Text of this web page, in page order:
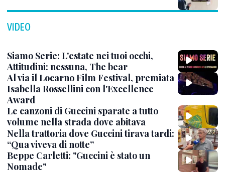
VIDEO
Siamo Serie: L'estate nei tuoi occhi,
Attitudini: nessuna, The bear
Al via il Locarno Film Festival, premiata
Isabella Rossellini con l'Excellence
Award
Le canzoni di Guccini sparate a tutto
volume nella strada dove abitava
Nella trattoria dove Guccini tirava tardi:
“Qua viveva di notte”
Beppe Carletti: "Guccini è stato un
Nomade"